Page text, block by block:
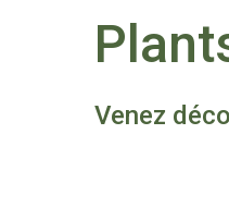
Venez